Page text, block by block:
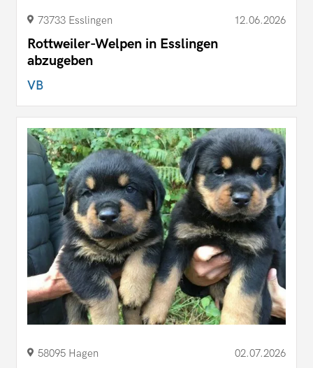
73733 Esslingen 12.06.2026
Rottweiler-Welpen in Esslingen
abzugeben
VB
58095 Hagen 02.07.2026